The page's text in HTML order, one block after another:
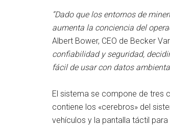
“Dado que los entornos de
aumenta la conciencia del
Albert Bower, CEO de Becker
confiabilidad y seguridad,
fácil de usar con datos
El sistema se compone de tres
contiene los «cerebros» del
vehículos y la pantalla táctil